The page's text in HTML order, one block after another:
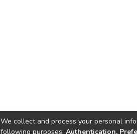
We collect and process your personal
following purposes: Authentication,